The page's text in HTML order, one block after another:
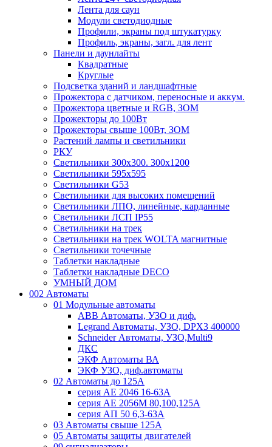
Лента для саун
Модули светодиодные
Профили, экраны под штукатурку
Профиль, экраны, загл. для лент
Панели и даунлайты
Квадратные
Круглые
Подсветка зданий и ландшафтные
Прожектора с датчиком, переносные и аккум.
Прожектора цветные и RGB, ЗОМ
Прожекторы до 100Вт
Прожекторы свыше 100Вт, ЗОМ
Растений лампы и светильники
РКУ
Светильники 300х300. 300х1200
Светильники 595х595
Светильники G53
Светильники для высоких помещений
Светильники ЛПО, линейные, карданные
Светильники ЛСП IP55
Светильники на трек
Светильники на трек WOLTA магнитные
Светильники точечные
Таблетки накладные
Таблетки накладные DECO
УМНЫЙ ДОМ
002 Автоматы
01 Модульные автоматы
ABB Автоматы, УЗО и диф.
Legrand Автоматы, УЗО, DPX3 400000
Schneider Автоматы, УЗО,Multi9
ДКС
ЭКФ Автоматы ВА
ЭКФ УЗО, диф.автоматы
02 Автоматы до 125А
серия АЕ 2046 16-63А
серия АЕ 2056М 80,100,125А
серия АП 50 6,3-63А
03 Автоматы свыше 125А
05 Автоматы защиты двигателей